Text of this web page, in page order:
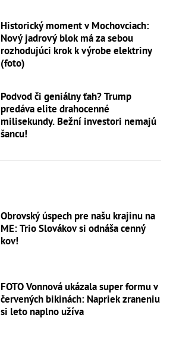
Historický moment v Mochovciach:
Nový jadrový blok má za sebou
rozhodujúci krok k výrobe elektriny
(foto)
Podvod či geniálny ťah? Trump
predáva elite drahocenné
milisekundy. Bežní investori nemajú
šancu!
Obrovský úspech pre našu krajinu na
ME: Trio Slovákov si odnáša cenný
kov!
FOTO Vonnová ukázala super formu v
červených bikinách: Napriek zraneniu
si leto naplno užíva